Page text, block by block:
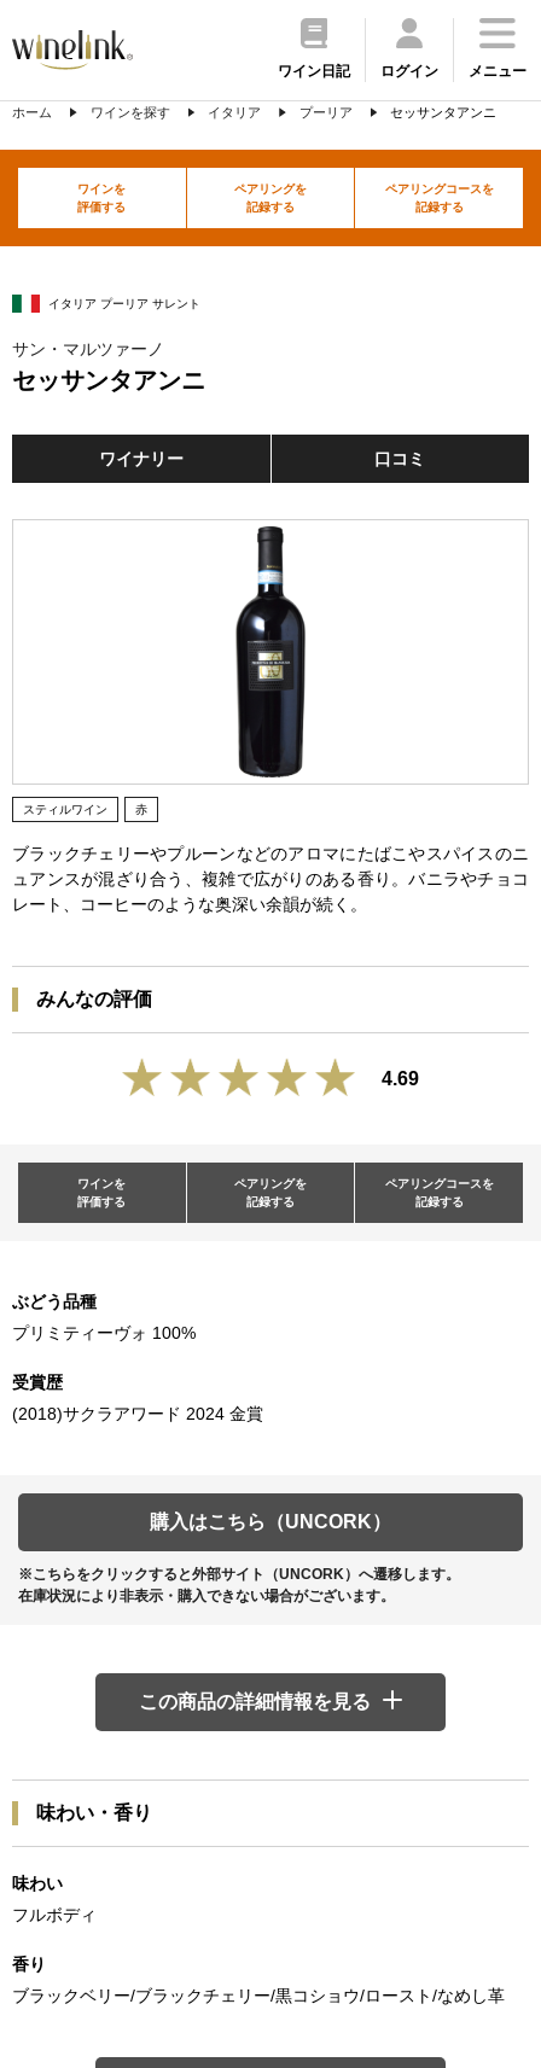
ワイン日記 ログイン メニュー
ホーム ワインを探す イタリア プーリア セッサンタアンニ
ワインを
評価する
ペアリングを
記録する
ペアリングコースを
記録する
イタリア プーリア サレント
サン・マルツァーノ
セッサンタアンニ
ワイナリー 口コミ
スティルワイン 赤
ブラックチェリーやプルーンなどのアロマにたばこやスパイスのニ
ュアンスが混ざり合う、複雑で広がりのある香り。バニラやチョコ
レート、コーヒーのような奥深い余韻が続く。
みんなの評価
4.69
ワインを
評価する
ペアリングを
記録する
ペアリングコースを
記録する
ぶどう品種
プリミティーヴォ 100%
受賞歴
(2018)サクラアワード 2024 金賞
購入はこちら（UNCORK）
※こちらをクリックすると外部サイト（UNCORK）へ遷移します。
在庫状況により非表示・購入できない場合がございます。
この商品の詳細情報を見る
味わい・香り
味わい
フルボディ
香り
ブラックベリー/ブラックチェリー/黒コショウ/ロースト/なめし革